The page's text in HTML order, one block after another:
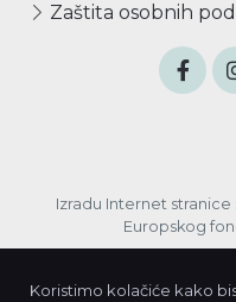
Zaštita osobnih
Izradu Internet stranice
Europskog
Koristimo kolačiće kako